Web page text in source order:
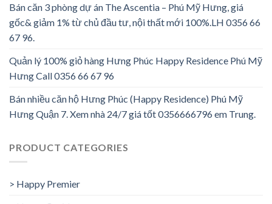
Bán căn 3 phòng dự án The Ascentia – Phú Mỹ Hưng, giá
gốc& giảm 1% từ chủ đầu tư, nội thất mới 100%.LH 0356 66
67 96.
Quản lý 100% giỏ hàng Hưng Phúc Happy Residence Phú Mỹ
Hưng Call 0356 66 67 96
Bán nhiều căn hộ Hưng Phúc (Happy Residence) Phú Mỹ
Hưng Quận 7. Xem nhà 24/7 giá tốt 0356666796 em Trung.
PRODUCT CATEGORIES
> Happy Premier